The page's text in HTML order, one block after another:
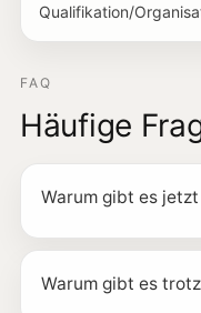
Qualifikation/
FAQ
Häufige
Warum gibt es
Warum gibt es